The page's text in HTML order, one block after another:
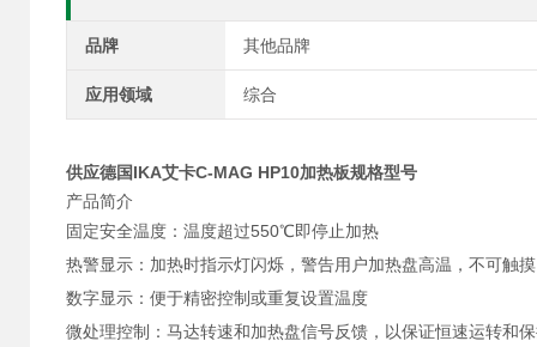
品牌 其他品牌
应用领域 综合
供应德国IKA艾卡C-MAG HP10加热板规格型号
产品简介
固定安全温度：温度超过550℃即停止加热
热警显示：加热时指示灯闪烁，警告用户加热盘高温，不可触
数字显示：便于精密控制或重复设置温度
微处理控制：马达转速和加热盘信号反馈，以保证恒速运转和